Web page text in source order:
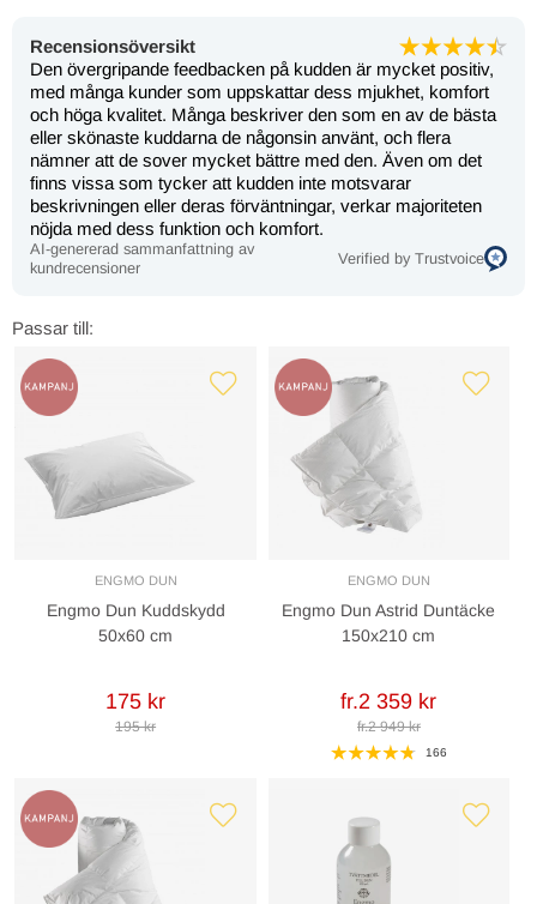
Recensionsöversikt
Den övergripande feedbacken på kudden är mycket positiv,
med många kunder som uppskattar dess mjukhet, komfort
och höga kvalitet. Många beskriver den som en av de bästa
eller skönaste kuddarna de någonsin använt, och flera
nämner att de sover mycket bättre med den. Även om det
finns vissa som tycker att kudden inte motsvarar
beskrivningen eller deras förväntningar, verkar majoriteten
nöjda med dess funktion och komfort.
AI-genererad sammanfattning av
kundrecensioner
Verified by Trustvoice
Passar till:
ENGMO DUN
Engmo Dun Kuddskydd
50x60 cm
175 kr
195 kr
ENGMO DUN
Engmo Dun Astrid Duntäcke
150x210 cm
fr.2 359 kr
fr.2 949 kr
166